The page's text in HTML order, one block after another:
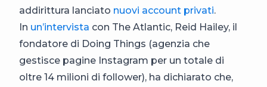
addirittura lanciato nuovi account privati.
In un’intervista con The Atlantic, Reid Hailey, il
fondatore di Doing Things (agenzia che
gestisce pagine Instagram per un totale di
oltre 14 milioni di follower), ha dichiarato che,